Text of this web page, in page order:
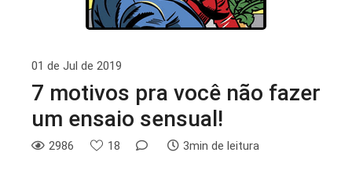
01 de Jul de 2019
7 motivos pra você não fazer
um ensaio sensual!
2986 18 3min de leitura